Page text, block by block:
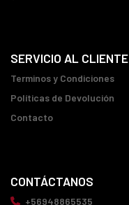
SERVICIO AL CLIENTE
Terminos y Condiciones
Políticas de Devolución
Contacto
CONTÁCTANOS
+56948865535